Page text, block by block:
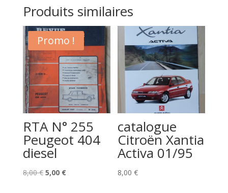
Produits similaires
Promo !
RTA N° 255
Peugeot 404
diesel
8,00€ Le
5,00 €Le
catalogue
Citroën Xantia
Activa 01/95
8,00€